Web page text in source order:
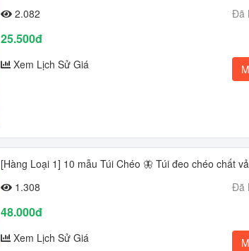
2.082
Đã
25.500đ
Xem Lịch Sử Giá
[Hàng Loại 1] 10 mẫu Túi Chéo 🦋 Túi đeo chéo chất
1.308
Đã
48.000đ
Xem Lịch Sử Giá